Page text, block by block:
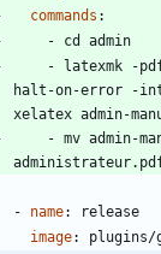
commands :
- cd admin
-
latexmk -
halt-on-error -
xelatex admin-
- mv admin-
- name:
release
image:
plugins/